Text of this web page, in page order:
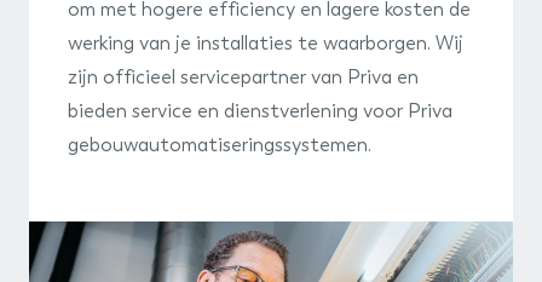
om met hogere efficiency en lagere kosten de
werking van je installaties te waarborgen. Wij
zijn officieel servicepartner van Priva en
bieden service en dienstverlening voor Priva
gebouwautomatiseringssystemen.